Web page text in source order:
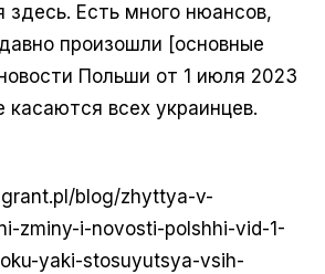
здесь. Есть много нюансов,
произошли [основные
Польши от 1 июля 2023
касаются всех украинцев.
blog/zhyttya-v-
zminy-i-novosti-polshhi-vid-1-
yaki-stosuyutsya-vsih-